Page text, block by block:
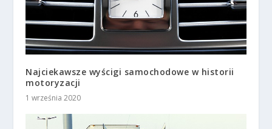
Najciekawsze wyścigi samochodowe w historii
motoryzacji
1 września 2020